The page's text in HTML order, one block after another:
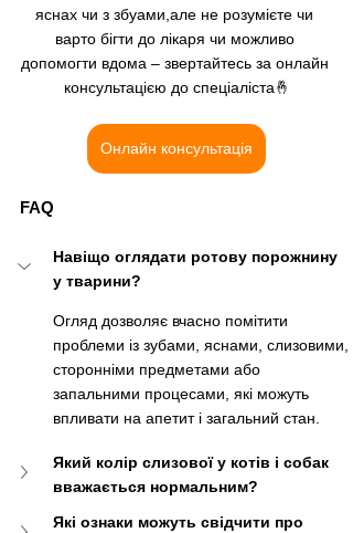
яснах чи з збуами,але не розумієте чи
варто бігти до лікаря чи можливо
допомогти вдома – звертайтесь за онлайн
консультацією до спеціаліста🤞
Онлайн консультація
FAQ
Навіщо оглядати ротову порожнину
у тварини?
Огляд дозволяє вчасно помітити
проблеми із зубами, яснами, слизовими,
сторонніми предметами або
запальними процесами, які можуть
впливати на апетит і загальний стан.
Який колір слизової у котів і собак
вважається нормальним?
Які ознаки можуть свідчити про